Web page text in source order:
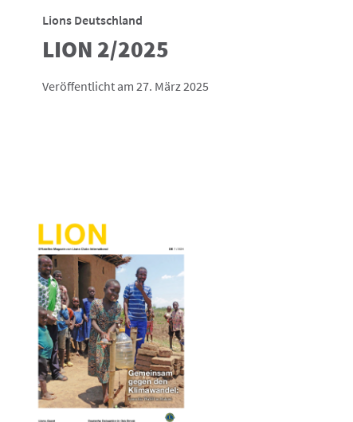
Lions Deutschland
LION 2/2025
Veröffentlicht am 27. März 2025